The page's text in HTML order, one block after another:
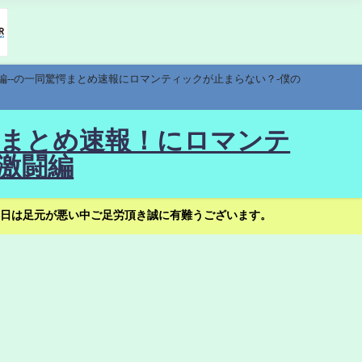
の一同驚愕まとめ速報にロマンティックが止まらない？-僕の
とめ速報！にロマンテ
闘編
足元が悪い中ご足労頂き誠に有難うございます。